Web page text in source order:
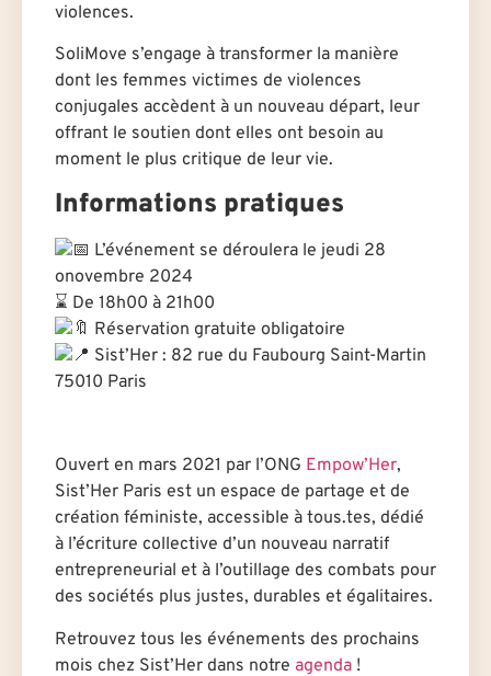
violences.
SoliMove s’engage à transformer la manière
dont les femmes victimes de violences
conjugales accèdent à un nouveau départ, leur
offrant le soutien dont elles ont besoin au
moment le plus critique de leur vie.
Informations pratiques
L’événement se déroulera le jeudi 28
onovembre 2024
⌛️ De 18h00 à 21h00
Réservation gratuite obligatoire
Sist’Her : 82 rue du Faubourg Saint-Martin
75010 Paris
Ouvert en mars 2021 par l’ONG Empow’Her,
Sist’Her Paris est un espace de partage et de
création féministe, accessible à tous.tes, dédié
à l’écriture collective d’un nouveau narratif
entrepreneurial et à l’outillage des combats pour
des sociétés plus justes, durables et égalitaires.
Retrouvez tous les événements des prochains
mois chez Sist’Her dans notre agenda !